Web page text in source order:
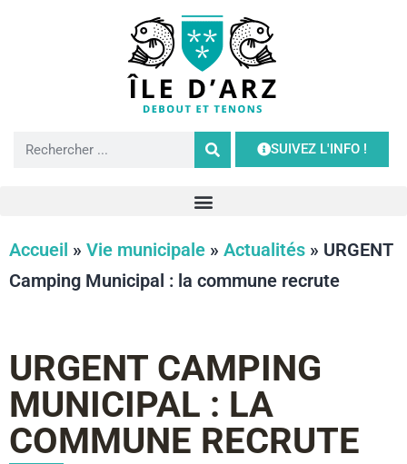
SUIVEZ L'INFO !
Accueil » Vie municipale » Actualités » URGENT
Camping Municipal : la commune recrute
URGENT CAMPING
MUNICIPAL : LA
COMMUNE RECRUTE